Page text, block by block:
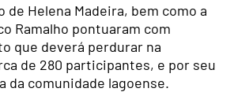
de Helena Madeira, bem como a
Ramalho pontuaram com
que deverá perdurar na
de 280 participantes, e por seu
da comunidade lagoense.